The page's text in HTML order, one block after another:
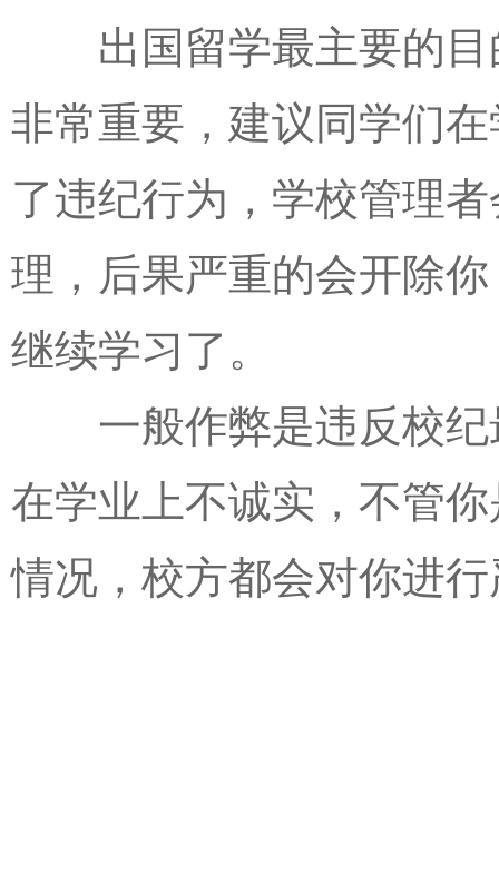
出国留学最主要的目
非常重要，建议同学们
了违纪行为，学校管理
理，后果严重的会开除
继续学习了。
一般作弊是违反校纪
在学业上不诚实，不管
情况，校方都会对你进